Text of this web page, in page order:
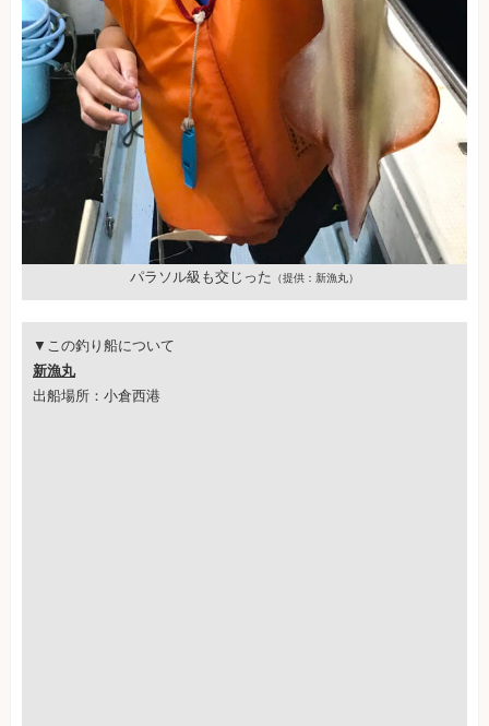
パラソル級も交じった （提供：新漁丸）
▼この釣り船について
新漁丸
出船場所：小倉西港